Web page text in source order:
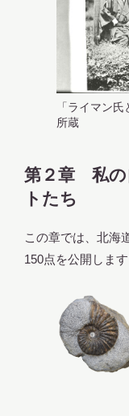
「ライマン
所蔵
第２章 私の
トたち
この章では、北海
150点を公開します